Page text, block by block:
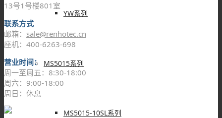
YW系列
MS5015系列
MS5015-10SL系列
13号1号楼801室
联系方式
邮箱： sale@renhotec.cn
座机：400-6263-698
营业时间：
周一至周五：8:30-18:00
周六：9:00-18:00
周日：休息